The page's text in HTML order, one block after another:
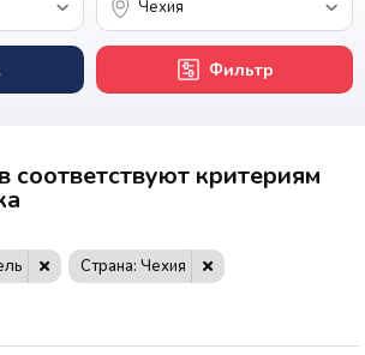
Фильтр
соответствуют критериям
Страна: Чехия